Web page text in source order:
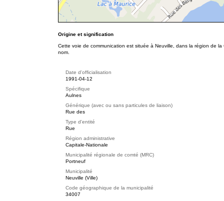
Origine et signification
Cette voie de communication est située à Neuville, dans la région de
nom.
Date d'officialisation
1991-04-12
Spécifique
Aulnes
Générique (avec ou sans particules de liaison)
Rue des
Type d'entité
Rue
Région administrative
Capitale-Nationale
Municipalité régionale de comté (MRC)
Portneuf
Municipalité
Neuville (Ville)
Code géographique de la municipalité
34007